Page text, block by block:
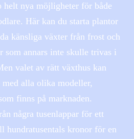
helt nya möjligheter för både
Här kan du starta plantor
känsliga växter från frost och
som annars inte skulle trivas i
valet av rätt växthus kan
med alla olika modeller,
finns på marknaden.
några tusenlappar för ett
hundratusentals kronor för en